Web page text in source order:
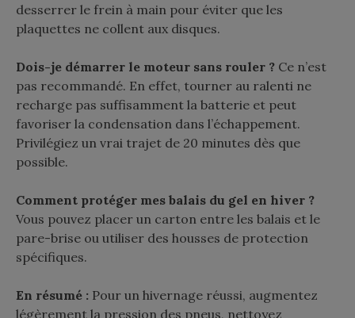
desserrer le frein à main pour éviter que les
plaquettes ne collent aux disques.
Dois-je démarrer le moteur sans rouler ? Ce n’est
pas recommandé. En effet, tourner au ralenti ne
recharge pas suffisamment la batterie et peut
favoriser la condensation dans l’échappement.
Privilégiez un vrai trajet de 20 minutes dès que
possible.
Comment protéger mes balais du gel en hiver ?
Vous pouvez placer un carton entre les balais et le
pare-brise ou utiliser des housses de protection
spécifiques.
En résumé : Pour un hivernage réussi, augmentez
légèrement la pression des pneus, nettoyez